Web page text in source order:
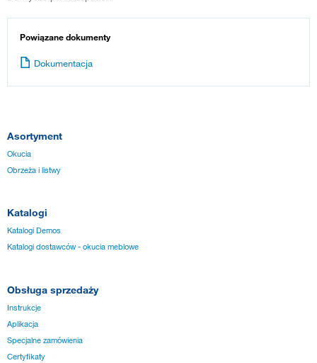
Powiązane dokumenty
Dokumentacja
Asortyment
Okucia
Obrzeża i listwy
Katalogi
Katalogi Demos
Katalogi dostawców - okucia meblowe
Obsługa sprzedaży
Instrukcje
Aplikacja
Specjalne zamówienia
Certyfikaty